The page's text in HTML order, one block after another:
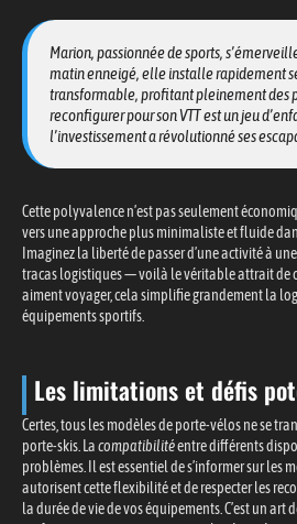
Marion, passionnée de sports,
matin enneigé, elle installe rapidement
transformable, profitant pleinement des
reconfigurer pour son VTT est un jeu
l’investissement a révolutionné ses
Cette polyvalence n’est pas seulement
vers une approche plus minimaliste et fluide
Imaginez la liberté de passer d’une activité à
tracas logistiques — voilà le véritable attrait de
aiment voyager, cela simplifie grandement la
équipements sportifs.
Les limitations et défis
Certes, tous les modèles de porte-vélos ne se
porte-skis. Lacompatibilitéentre différents
problèmes. Il est essentiel de s’informer sur les
autorisent cette flexibilité et de respecter les
la durée de vie de vos équipements. C’est un